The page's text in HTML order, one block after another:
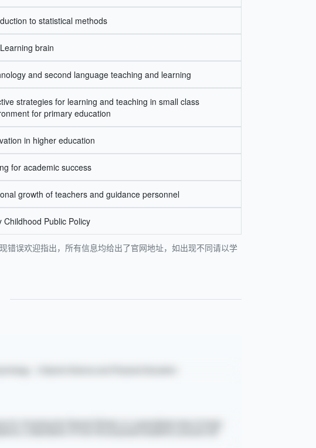
误欢迎指出，所有信息均给出了官网地址，如出现不同请以学
to statistical methods
brain
and second language teaching and learning
strategies for learning and teaching in small class
for primary education
in higher education
for academic success
growth of teachers and guidance personnel
Childhood Public Policy